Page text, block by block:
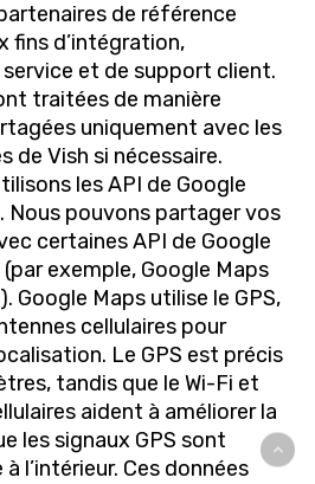
de référence
fins d’intégration,
et de support client.
traitées de manière
uniquement avec les
de Vish si nécessaire.
les API de Google
Nous pouvons partager vos
certaines API de Google
exemple, Google Maps
Google Maps utilise le GPS,
cellulaires pour
Le GPS est précis
tandis que le Wi-Fi et
aident à améliorer la
les signaux GPS sont
l’intérieur. Ces données